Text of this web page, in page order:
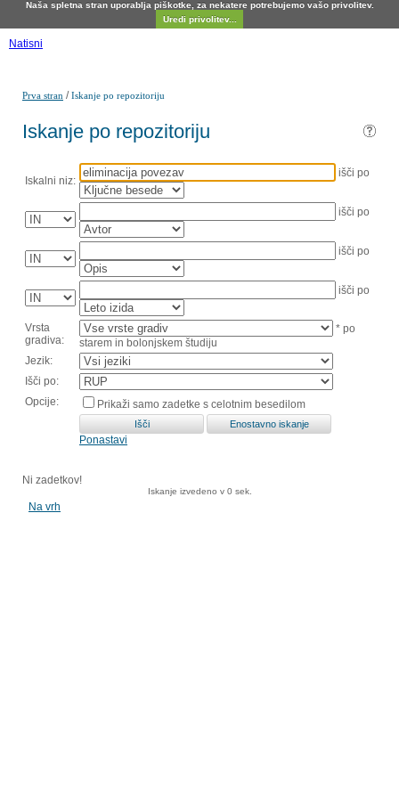
Naša spletna stran uporablja piškotke, za nekatere potrebujemo vašo privolitev.
Uredi privolitev...
Natisni
Prva stran /Iskanje po repozitoriju
Iskanje po repozitoriju
Iskalni niz:
išči po
išči po
išči po
išči po
Vrsta
gradiva:
* po
starem in bolonjskem študiju
Jezik:
Išči po:
Opcije:
Prikaži samo zadetke s celotnim besedilom
Ponastavi
Ni zadetkov!
Iskanje izvedeno v 0 sek.
Na vrh